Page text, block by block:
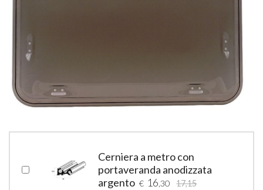
Cerniera a metro con
portaveranda anodizzata
argento € 16 ,30 17,15